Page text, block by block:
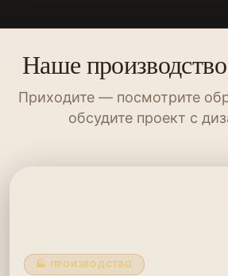
Наше
Приходите — посмотрите
обсудите проект с
🏭 ПРОИЗВОДСТВО